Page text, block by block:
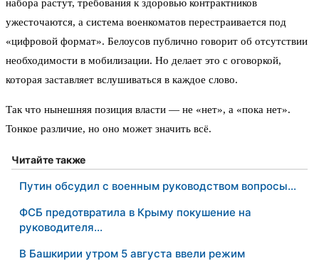
набора растут, требования к здоровью контрактников
ужесточаются, а система военкоматов перестраивается под
«цифровой формат». Белоусов публично говорит об отсутствии
необходимости в мобилизации. Но делает это с оговоркой,
которая заставляет вслушиваться в каждое слово.
Так что нынешняя позиция власти — не «нет», а «пока нет».
Тонкое различие, но оно может значить всё.
Читайте также
Путин обсудил с военным руководством вопросы…
ФСБ предотвратила в Крыму покушение на
руководителя…
В Башкирии утром 5 августа ввели режим